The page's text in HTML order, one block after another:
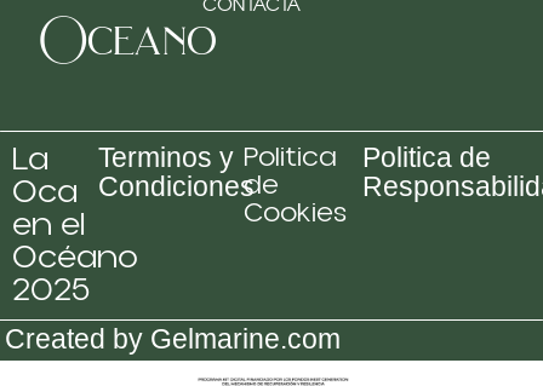
Oceano
La
Oca
en el
Océano
2025
Terminos y
Condiciones
Politica
de
Cookies
Politica de
Created by Gelmarine.com